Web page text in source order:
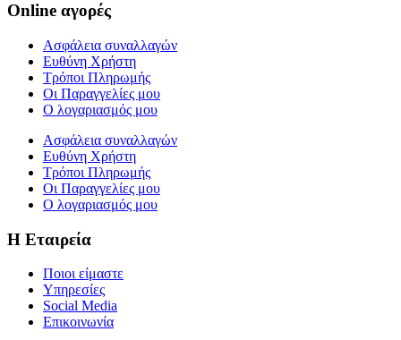
Online αγορές
Ασφάλεια συναλλαγών
Ευθύνη Χρήστη
Τρόποι Πληρωμής
Οι Παραγγελίες μου
Ο λογαριασμός μου
Ασφάλεια συναλλαγών
Ευθύνη Χρήστη
Τρόποι Πληρωμής
Οι Παραγγελίες μου
Ο λογαριασμός μου
Η Εταιρεία
Ποιοι είμαστε
Υπηρεσίες
Social Media
Επικοινωνία